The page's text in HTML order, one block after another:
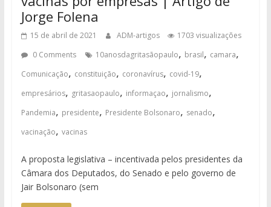
Jorge Folena
15 de abril de 2021 ADM-artigos
1703 visualizações
0 Comments
10anosdagritasãopaulo, brasil, camara,
Comunicação, constituição, coronavírus, covid-19,
empresários, gritasaopaulo, informaçao, jornalismo,
Pandemia, presidente, Presidente Bolsonaro, senado,
vacinação, vacinas
A proposta legislativa – incentivada pelos presidentes da
Câmara dos Deputados, do Senado e pelo governo de
Jair Bolsonaro (sem